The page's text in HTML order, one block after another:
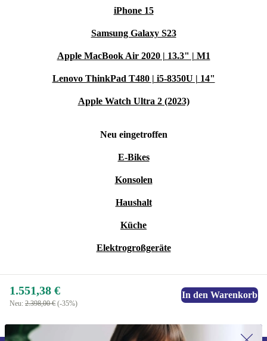
Ruhe testen und bei Nichtgefallen unkompliziert zurückgeben.
Mit der Nikon Z 7II refurbished von refurbed
entscheidest du dich für Spitzenleistung und eine
nachhaltigere Zukunft – zuverlässig, flexibel und
iPhone 15
Samsung Galaxy S23
Apple MacBook Air 2020 | 13.3" | M1
Lenovo ThinkPad T480 | i5-8350U | 14"
Apple Watch Ultra 2 (2023)
Neu eingetroffen
E-Bikes
Konsolen
Haushalt
Küche
Elektrogroßgeräte
1.551,38 €
Neu: 2.398,00 € (-35%)
In den Warenkorb